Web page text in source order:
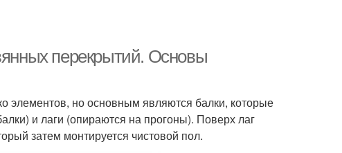
перекрытий. Основы
элементов, но основным являются балки, которые
и лаги (опираются на прогоны). Поверх лаг
затем монтируется чистовой пол.